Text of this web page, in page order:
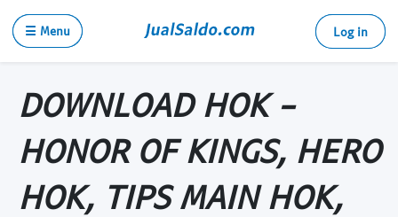
☰ Menu Log in
DOWNLOAD HOK -
HONOR OF KINGS, HERO
HOK, TIPS MAIN HOK,